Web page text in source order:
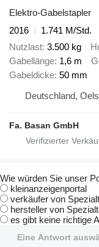
Elektro-Gabelstapler
2016
1.741 M/Std.
Nutzlast 3.500 kg
Gabellänge 1,6 m
Gabeldicke 50 mm
Deutschland,
Fa. Basan GmbH
Wie würden Sie unser
kleinanzeigenportal
verkäufer von
hersteller von
es gibt keine richtige
Eine Antwort